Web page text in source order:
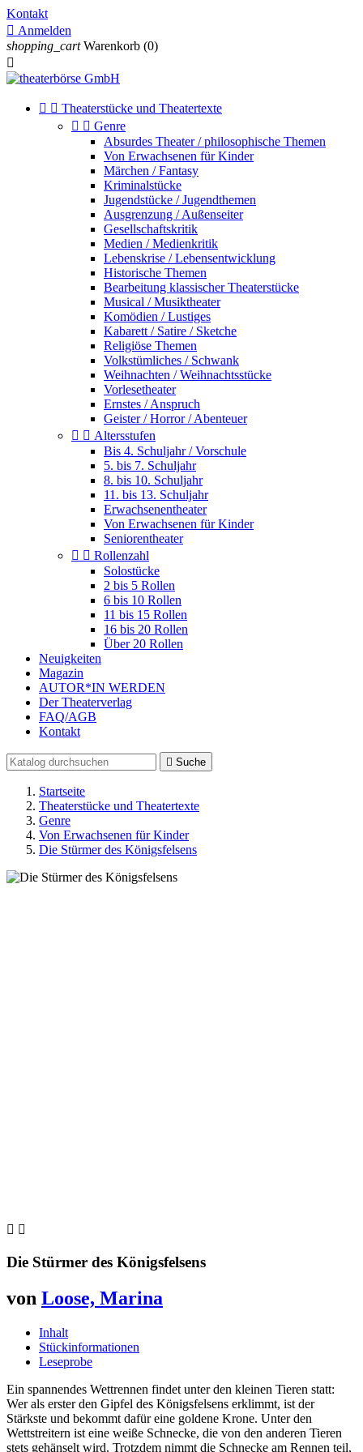
Kontakt
 Anmelden
shopping_cart Warenkorb (0)

  Theaterstücke und Theatertexte
  Genre
Absurdes Theater / philosophische Themen
Von Erwachsenen für Kinder
Märchen / Fantasy
Kriminalstücke
Jugendstücke / Jugendthemen
Ausgrenzung / Außenseiter
Gesellschaftskritik
Medien / Medienkritik
Lebenskrise / Lebensentwicklung
Historische Themen
Bearbeitung klassischer Theaterstücke
Musical / Musiktheater
Komödien / Lustiges
Kabarett / Satire / Sketche
Religiöse Themen
Volkstümliches / Schwank
Weihnachten / Weihnachtsstücke
Vorlesetheater
Ernstes / Anspruch
Geister / Horror / Abenteuer
  Altersstufen
Bis 4. Schuljahr / Vorschule
5. bis 7. Schuljahr
8. bis 10. Schuljahr
11. bis 13. Schuljahr
Erwachsenentheater
Von Erwachsenen für Kinder
Seniorentheater
  Rollenzahl
Solostücke
2 bis 5 Rollen
6 bis 10 Rollen
11 bis 15 Rollen
16 bis 20 Rollen
Über 20 Rollen
Neuigkeiten
Magazin
AUTOR*IN WERDEN
Der Theaterverlag
FAQ/AGB
Kontakt
 Suche
Startseite
Theaterstücke und Theatertexte
Genre
Von Erwachsenen für Kinder
Die Stürmer des Königsfelsens
 
Die Stürmer des Königsfelsens
von Loose, Marina
Inhalt
Stückinformationen
Leseprobe
Ein spannendes Wettrennen findet unter den kleinen Tieren statt:
Wer als erster den Gipfel des Königsfelsens erklimmt, ist der
Stärkste und bekommt dafür eine goldene Krone. Unter den
Wettstreitern ist eine weiße Schnecke, die von den anderen Tieren
stets gehänselt wird. Trotzdem nimmt die Schnecke am Rennen teil,